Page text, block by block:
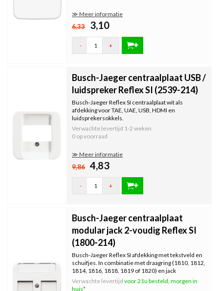
≫ Meer informatie
6,33 3,10
- +
Busch-Jaeger centraalplaat USB /
luidspreker Reflex SI (2539-214)
Busch-Jaeger Reflex SI centraalplaat wit als
afdekking voor TAE, UAE, USB, HDMI en
luidsprekersokkels.
Verwachte levertijd 1-2 weken
0 op voorraad
≫ Meer informatie
9,86 4,83
- +
Busch-Jaeger centraalplaat
modular jack 2-voudig Reflex SI
(1800-214)
Busch-Jaeger Reflex SI afdekking met tekstveld en
schuifjes. In combinatie met draagring (1810, 1812,
1814, 1816, 1818, 1819 of 1820) en jack
connectors gebruiken. Grootte van het teksveld is
41,5 x 10 mm.
Verwachte levertijd voor 21u besteld, morgen in
huis*